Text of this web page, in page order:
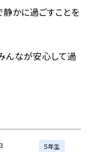
静かに過ごすことを
んなが安心して過
５年生